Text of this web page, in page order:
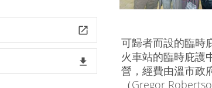
launch
file_download
可歸者而設的臨時
火車站的臨時庇護
營，經費由溫市政
（Gregor